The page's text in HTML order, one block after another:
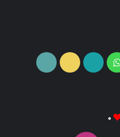
واتس
آپارات ایتا
۰